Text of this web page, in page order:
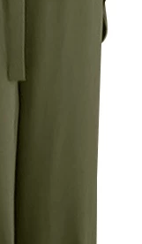
Pengetahuan, bijak